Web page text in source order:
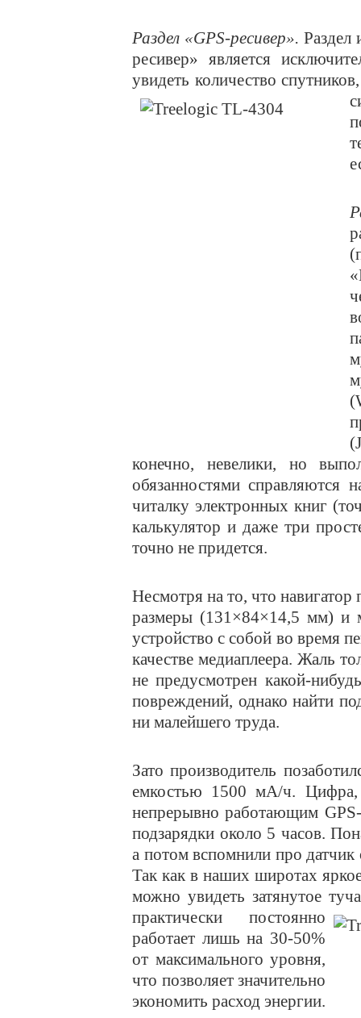
Раздел «GPS-ресивер». Раздел
ресивер» является
увидеть количество
конечно, невелики, но
обязанностями
читалку электронных книг
калькулятор и даже три
точно не придется.
Несмотря на то, что
размеры (131×84×14,5 мм) и
устройство с собой во время
качестве медиаплеера. Жаль
не предусмотрен какой-
повреждений, однако найти
ни малейшего труда.
Зато производитель
емкостью 1500 мА/ч. Цифра,
непрерывно работающим
подзарядки около 5 часов.
а потом вспомнили про
Так как в наших широтах
можно увидеть затянутое
практически постоянно
работает лишь на 30-50%
от максимального уровня,
что позволяет значительно
экономить расход энергии.